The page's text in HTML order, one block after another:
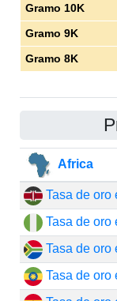
Gramo 10K
Gramo 9K
Gramo 8K
Africa
Tasa de oro
Tasa de oro
Tasa de oro
Tasa de oro